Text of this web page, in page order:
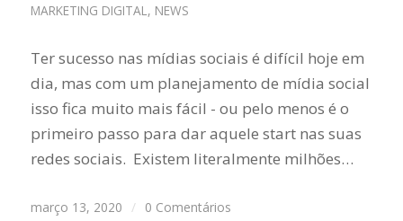
MARKETING DIGITAL , NEWS
Ter sucesso nas mídias sociais é difícil hoje em
dia, mas com um planejamento de mídia social
isso fica muito mais fácil - ou pelo menos é o
primeiro passo para dar aquele start nas suas
redes sociais. Existem literalmente milhões…
março 13, 2020 / 0 Comentários